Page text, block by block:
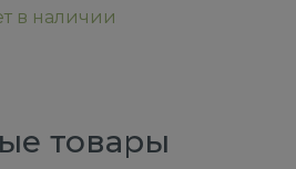
в наличии
товары